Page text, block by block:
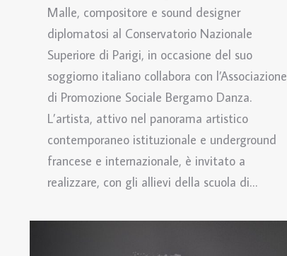
Malle, compositore e sound designer
diplomatosi al Conservatorio Nazionale
Superiore di Parigi, in occasione del suo
soggiorno italiano collabora con l’Associazione
di Promozione Sociale Bergamo Danza.
L’artista, attivo nel panorama artistico
contemporaneo istituzionale e underground
francese e internazionale, è invitato a
realizzare, con gli allievi della scuola di…